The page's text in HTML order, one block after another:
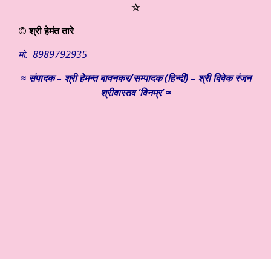
☆
© श्री हेमंत तारे
मो. 8989792935
≈ संपादक – श्री हेमन्त बावनकर/सम्पादक (हिन्दी) – श्री विवेक रंजन
श्रीवास्तव ‘विनम्र’ ≈